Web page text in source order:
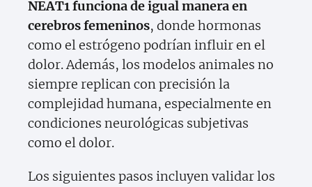
NEAT1 funciona de igual manera en
cerebros femeninos, donde hormonas
como el estrógeno podrían influir en el
dolor. Además, los modelos animales no
siempre replican con precisión la
complejidad humana, especialmente en
condiciones neurológicas subjetivas
como el dolor.
Los siguientes pasos incluyen validar los